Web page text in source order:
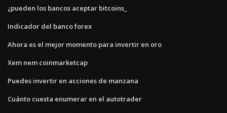
¿pueden los bancos aceptar bitcoins_
Indicador del banco forex
Ahora es el mejor momento para invertir en oro
Xem nem coinmarketcap
Puedes invertir en acciones de manzana
Cuánto cuesta enumerar en el autotrader